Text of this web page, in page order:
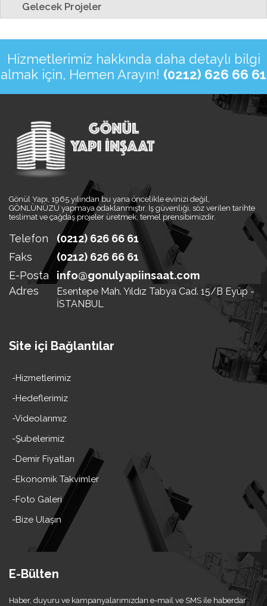
Gelecek Projeler
Hizmetlerimiz hakkında daha detaylı bilgi
almak için, Hemen Arayın! (0212) 626 66 61
Gönül Yapı, 1965 yılından bu yana öncelikle evinizi değil,
GÖNLÜNÜZÜ yapmaya odaklanmıştır. İş güvenliği, söz verilen tarihte
teslimat ve çağdaş projeler üretmek, temel prensibimizdir.
Telefon
(0212) 626 66 61
Faks
(0212) 626 66 61
E-Posta
info@gonulyapiinsaat.com
Adres
Esentepe Mah. Yıldız Tabya Cad. 15/B Eyüp -
İSTANBUL
Site içi Bağlantılar
-Hizmetlerimiz
-Hedeflerimiz
-Videolarımız
-Şubelerimiz
-Demir Fiyatları
-Ekonomik Takvimler
-Foto Galeri
-Bize Ulaşın
E-Bülten
Haber, duyuru ve kampanyalarımızdan e-mail ve SMS ile haberdar